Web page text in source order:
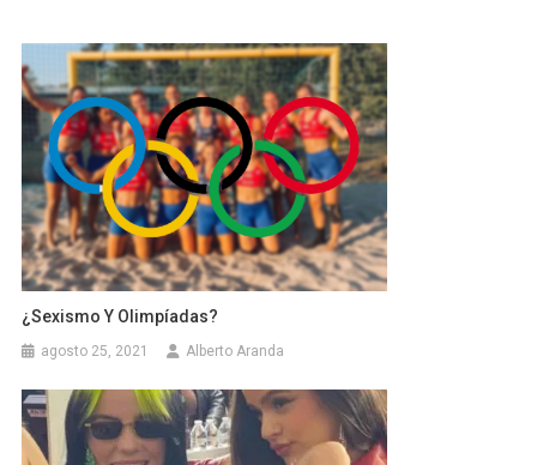
¿Sexismo Y Olimpíadas?
agosto 25, 2021 Alberto Aranda